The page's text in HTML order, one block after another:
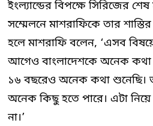
ইংল্যান্ডের বিপক্ষে সিরিজের
সম্মেলনে মাশরাফিকে তার শাস্তির
হলে মাশরাফি বলেন, ‘এসব
আগেও বাংলাদেশকে অনেক কথা
১৬ বছরেও অনেক কথা শুনেছি।
অনেক কিছু হতে পারে। এটা নিয়ে
না।’